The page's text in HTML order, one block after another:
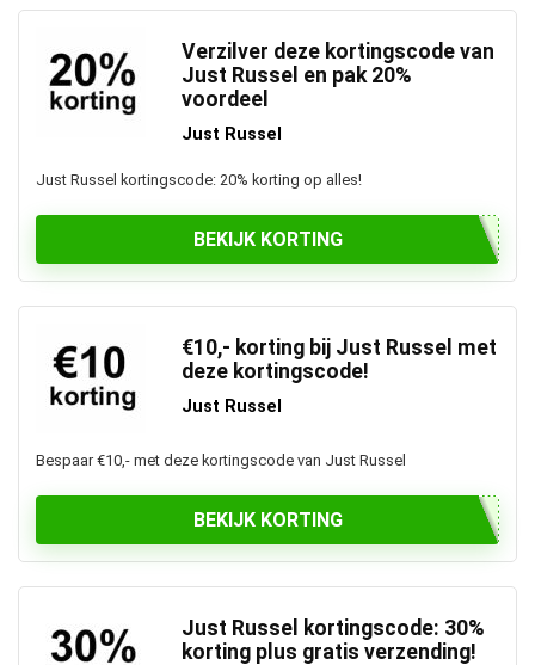
Verzilver deze kortingscode van
Just Russel en pak 20%
voordeel
Just Russel
Just Russel kortingscode: 20% korting op alles!
BEKIJK KORTING
€10,- korting bij Just Russel met
deze kortingscode!
Just Russel
Bespaar €10,- met deze kortingscode van Just Russel
BEKIJK KORTING
Just Russel kortingscode: 30%
korting plus gratis verzending!